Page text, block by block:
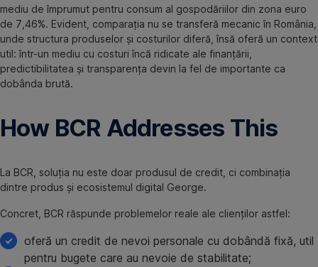
mediu de împrumut pentru consum al gospodăriilor din zona euro
de 7,46%. Evident, comparația nu se transferă mecanic în România,
unde structura produselor și costurilor diferă, însă oferă un context
util: într-un mediu cu costuri încă ridicate ale finanțării,
predictibilitatea și transparența devin la fel de importante ca
dobânda brută.
How BCR Addresses This
La BCR, soluția nu este doar produsul de credit, ci combinația
dintre produs și ecosistemul digital George.
Concret, BCR răspunde problemelor reale ale clienților astfel:
oferă un credit de nevoi personale cu dobândă fixă, util
pentru bugete care au nevoie de stabilitate;